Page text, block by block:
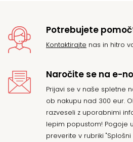
Potrebujete
Kontaktirajte nas in hitro
Naročite se na e-
Prijavi se v naše spletne
ob nakupu nad 300 eur.
razveseli z uporabnimi
lepim popustom! Pogoje
preverite v rubriki